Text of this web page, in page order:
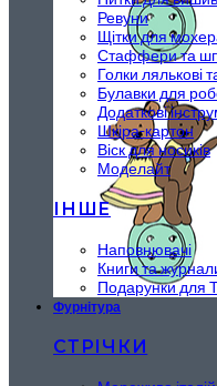
Ревуни
Щітки для
Стаффери та
Голки лялькові
Булавки для
Додаткові
Шкіра-картон
Віск для носиків
Моделайт
ІНШЕ
Наповнювачі
Книги та
Подарунки для
Фурнітура
СТРІЧКИ